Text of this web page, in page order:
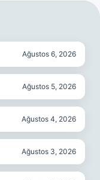
Ağustos 6, 2026
Ağustos 5, 2026
Ağustos 4, 2026
Ağustos 3, 2026